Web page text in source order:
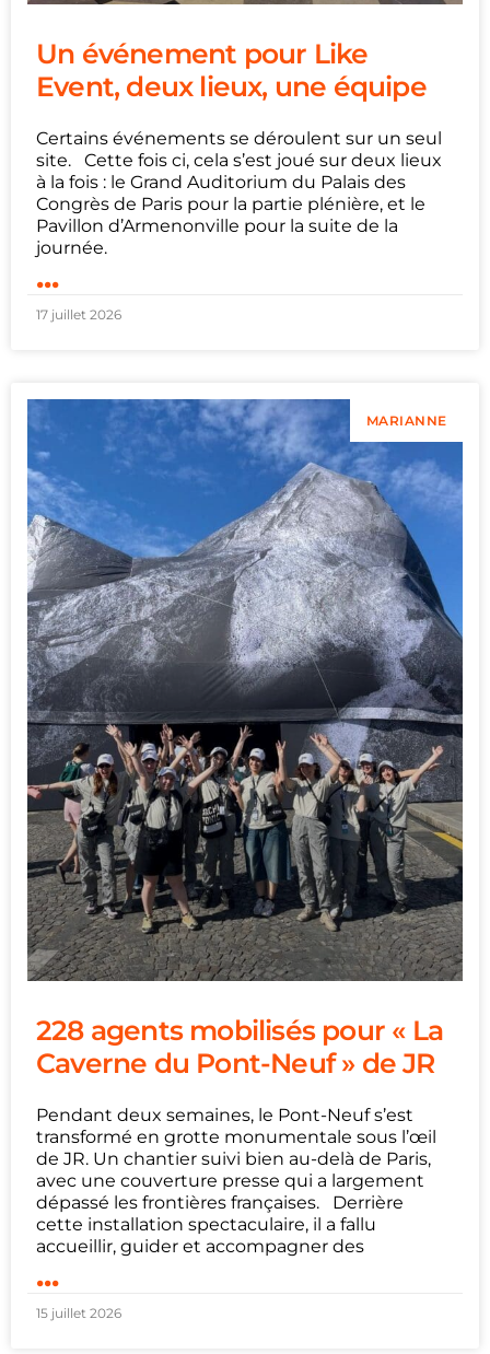
Un événement pour Like
Event, deux lieux, une équipe
Certains événements se déroulent sur un seul
site. Cette fois ci, cela s’est joué sur deux lieux
à la fois : le Grand Auditorium du Palais des
Congrès de Paris pour la partie plénière, et le
Pavillon d’Armenonville pour la suite de la
journée.
...
17 juillet 2026
MARIANNE
228 agents mobilisés pour « La
Caverne du Pont-Neuf » de JR
Pendant deux semaines, le Pont-Neuf s’est
transformé en grotte monumentale sous l’œil
de JR. Un chantier suivi bien au-delà de Paris,
avec une couverture presse qui a largement
dépassé les frontières françaises. Derrière
cette installation spectaculaire, il a fallu
accueillir, guider et accompagner des
...
15 juillet 2026